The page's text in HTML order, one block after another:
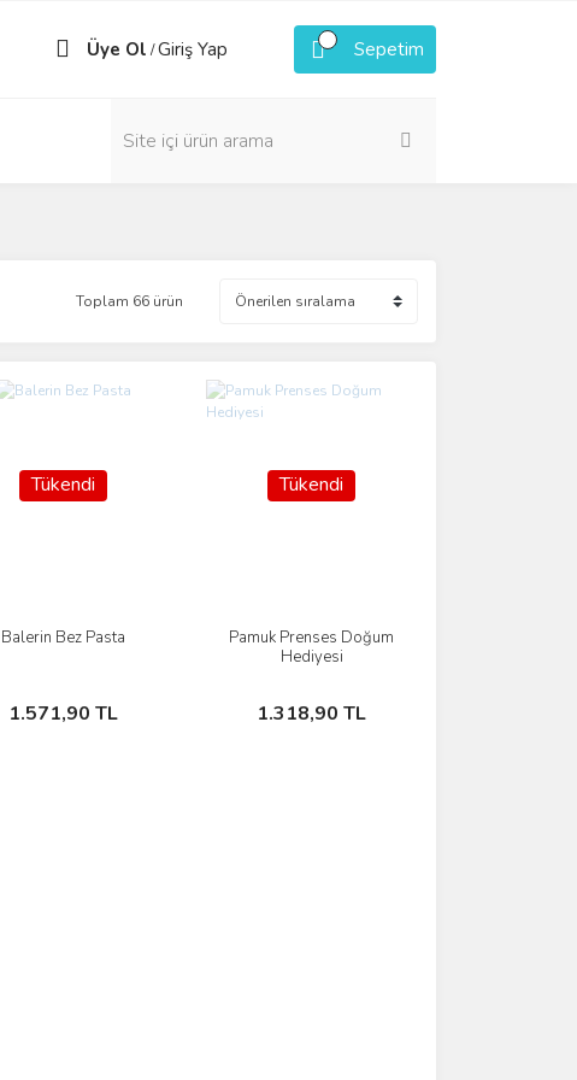
Üye Ol /Giriş Yap Sepetim
Toplam 66 ürün
Tükendi
Balerin Bez Pasta
1.571,90 TL
İncele
Stokta Yok
Tükendi
Pamuk Prenses Doğum
Hediyesi
1.318,90 TL
İncele
Stokta Yok